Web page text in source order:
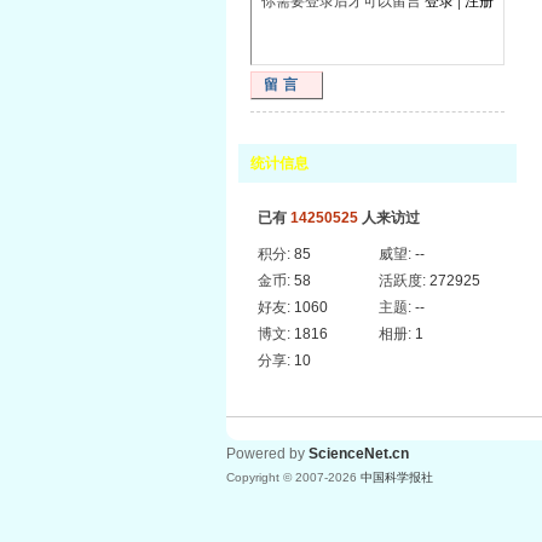
留言
统计信息
已有 14250525 人来访过
积分: 85 威望: --
金币: 58 活跃度: 272925
好友: 1060 主题: --
博文: 1816 相册: 1
分享: 10
Powered by ScienceNet.cn
Copyright © 2007-2026 中国科学报社